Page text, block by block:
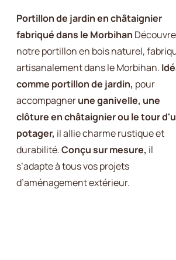
LES
OPTIONS
PEUVENT
ÊTRE
CHOISIES
SUR
LA
PAGE
DU
PRODUIT
à
Portillon de jardin en châtaignier
fabriqué dans le Morbihan
notre portillon en bois naturel,
artisanalement dans le Morbihan.
comme portillon de jardin, pour
accompagnerune ganivelle, une
clôture en châtaignier ou le tour
potager, il allie charme rustique et
durabilité.Conçu sur mesure, il
s’adapte à tous vos projets
d’aménagement extérieur.